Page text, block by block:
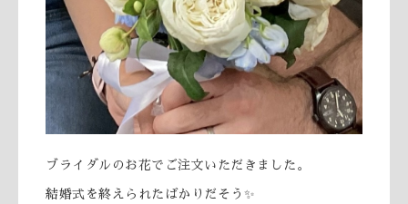
ブライダルのお花でご注文いただきました。
結婚式を終えられたばかりだそう✨